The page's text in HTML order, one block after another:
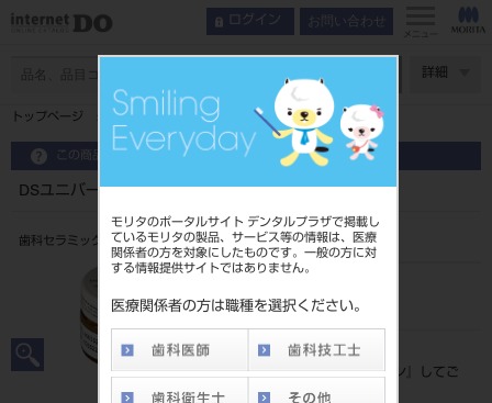
モリタのポータルサイト デンタルプラザで掲載し
ているモリタの製品、サービス等の情報は、医療
関係者の方を対象にしたものです。一般の方に対
する情報提供サイトではありません。
医療関係者の方は職種を選択ください。
ログイン お問い合わせ
メニュー
詳細
トップページ DSユニバーサルステイン 各色
この商品に関するお問い合わせ
DSユニバーサルステイン 各色
歯科セラミックス用着色材料
206440313
標準価格
ログイン
』してご
覧ください。